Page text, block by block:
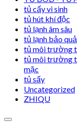
tủ cấy vi sinh
tủ hút khí độc
tủ lạnh âm sâu
tủ lạnh bảo
tủ môi trường
tủ môi trường
mặc
tủ sấy
Uncategorized
ZHIQU